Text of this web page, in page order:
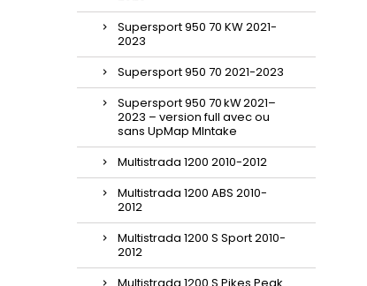
Supersport 950 70 KW 2021-
2023
Supersport 950 70 2021-2023
Supersport 950 70 kW 2021–
2023 – version full avec ou
sans UpMap MIntake
Multistrada 1200 2010-2012
Multistrada 1200 ABS 2010-
2012
Multistrada 1200 S Sport 2010-
2012